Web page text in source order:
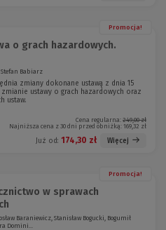
Promocja!
o grach hazardowych.
Babiarz
zmiany dokonane ustawą z dnia 15
zmianie ustawy o grach hazardowych oraz
ustaw.
Cena regularna: 249,00 zł
Najniższa cena z 30 dni przed obniżką: 169,32 zł
Już od: 174,30 zł Więcej
Promocja!
w sprawach
Baraniewicz, Stanisław Bogucki, Bogumił
Domini...